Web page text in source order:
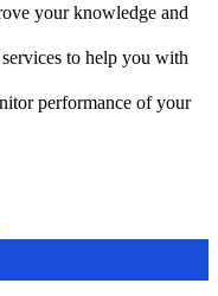
your knowledge and
to help you with
performance of your